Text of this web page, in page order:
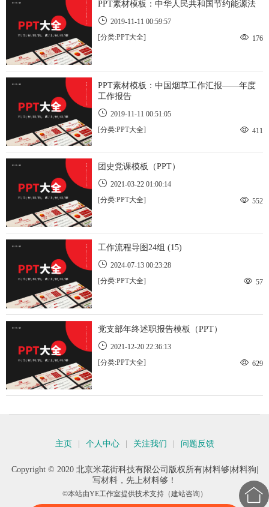
PPT素材模板：中华人民共和国节约能源法
2019-11-11 00:59:57
[分类:PPT大全]
176
PPT素材模板：中国烟草工作汇报——年度
工作报告
2019-11-11 00:51:05
[分类:PPT大全]
411
团史党课模板（PPT）
2021-03-22 01:00:14
[分类:PPT大全]
552
工作流程导图24组 (15)
2024-07-13 00:23:28
[分类:PPT大全]
57
党支部年终述职报告模板（PPT）
2021-12-20 22:36:13
[分类:PPT大全]
629
主页 个人中心 关注我们 问题反馈
Copyright © 2020 北京米花街科技有限公司版权所有|材料够|材料狗|
写材料，先上材料够！
©本站由YE工作室提供技术支持（建站咨询） 